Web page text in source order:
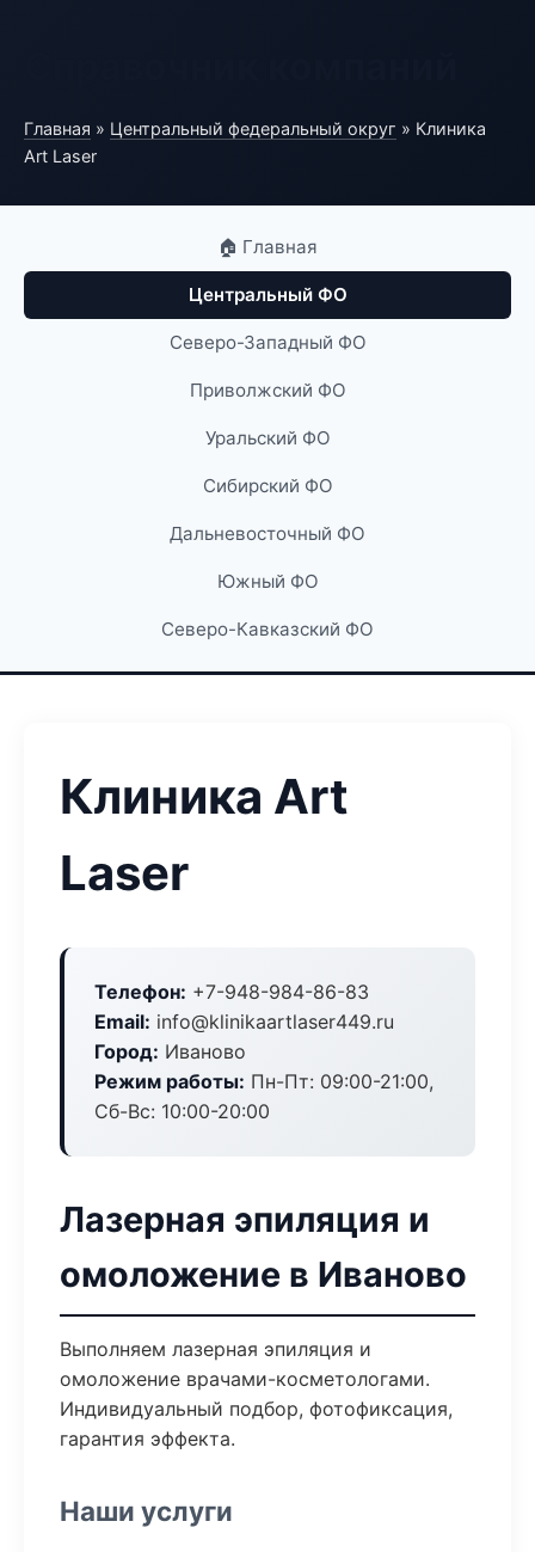
Главная » Центральный федеральный округ » Клиника
Art Laser
🏠 Главная
Центральный ФО
Северо-Западный ФО
Приволжский ФО
Уральский ФО
Сибирский ФО
Дальневосточный ФО
Южный ФО
Северо-Кавказский ФО
Клиника Art
Laser
Телефон: +7-948-984-86-83
Email: info@klinikaartlaser449.ru
Город: Иваново
Режим работы: Пн-Пт: 09:00-21:00,
Сб-Вс: 10:00-20:00
Лазерная эпиляция и
омоложение в Иваново
Выполняем лазерная эпиляция и
омоложение врачами-косметологами.
Индивидуальный подбор, фотофиксация,
гарантия эффекта.
Наши услуги